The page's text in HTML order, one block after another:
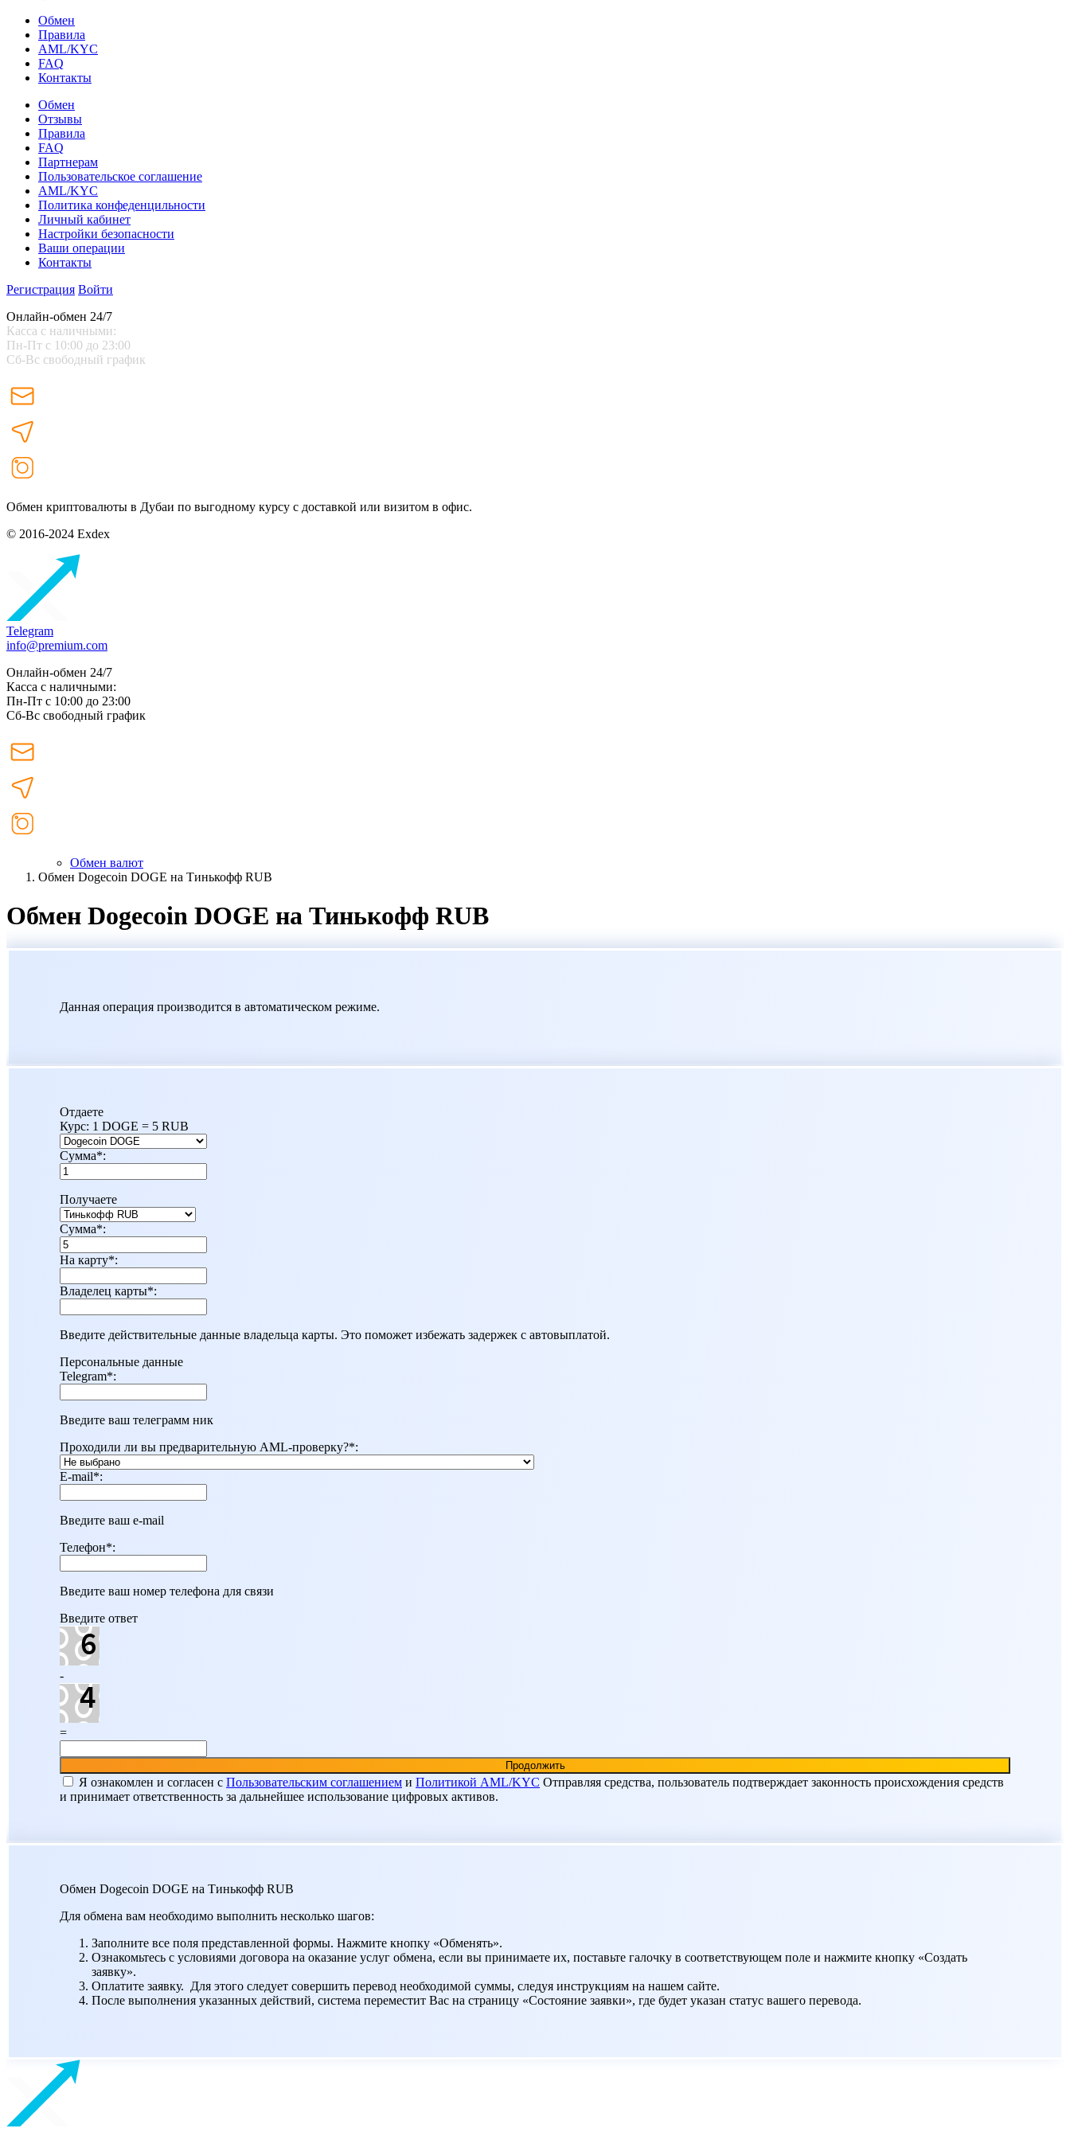
Обмен
Правила
AML/KYC
FAQ
Контакты
Обмен
Отзывы
Правила
FAQ
Партнерам
Пользовательское соглашение
AML/KYC
Политика конфеденцильности
Личный кабинет
Настройки безопасности
Ваши операции
Контакты
Регистрация Войти
Онлайн-обмен 24/7
Касса с наличными:
Пн-Пт с 10:00 до 23:00
Сб-Вс свободный график
Обмен криптовалюты в Дубаи по выгодному курсу с доставкой или визитом в офис.
© 2016-2024 Exdex
Telegram
info@premium.com
Онлайн-обмен 24/7
Касса с наличными:
Пн-Пт с 10:00 до 23:00
Сб-Вс свободный график
Обмен валют
Обмен Dogecoin DOGE на Тинькофф RUB
Обмен Dogecoin DOGE на Тинькофф RUB
Данная операция производится в автоматическом режиме.
Отдаете
Курс: 1 DOGE = 5 RUB
Сумма*:
Получаете
Сумма*:
На карту*:
Владелец карты*:
Введите действительные данные владельца карты. Это поможет избежать задержек с автовыплатой.
Персональные данные
Telegram*:
Введите ваш телеграмм ник
Проходили ли вы предварительную AML-проверку?*:
E-mail*:
Введите ваш e-mail
Телефон*:
Введите ваш номер телефона для связи
Введите ответ
-
=
Я ознакомлен и согласен c Пользовательским соглашением и Политикой AML/KYC Отправляя средства, пользователь подтверждает законность происхождения средств
и принимает ответственность за дальнейшее использование цифровых активов.
Обмен Dogecoin DOGE на Тинькофф RUB
Для обмена вам необходимо выполнить несколько шагов:
Заполните все поля представленной формы. Нажмите кнопку «Обменять».
Ознакомьтесь с условиями договора на оказание услуг обмена, если вы принимаете их, поставьте галочку в соответствующем поле и нажмите кнопку «Создать
заявку».
Оплатите заявку. Для этого следует совершить перевод необходимой суммы, следуя инструкциям на нашем сайте.
После выполнения указанных действий, система переместит Вас на страницу «Состояние заявки», где будет указан статус вашего перевода.